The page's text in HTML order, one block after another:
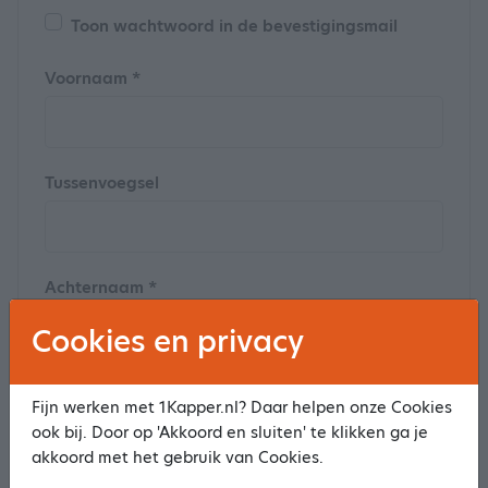
Toon wachtwoord in de bevestigingsmail
Voornaam *
Tussenvoegsel
Achternaam *
Cookies en privacy
Fijn werken met 1Kapper.nl? Daar helpen onze Cookies
ook bij. Door op 'Akkoord en sluiten' te klikken ga je
akkoord met het gebruik van Cookies.